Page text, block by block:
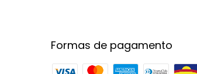
Formas de pagamento